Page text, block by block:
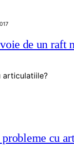
de un raft
cu